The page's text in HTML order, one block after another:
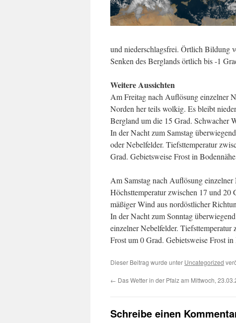
und niederschlagsfrei. Örtlich Bildung
Senken des Berglands örtlich bis -1
Weitere Aussichten
Am Freitag nach Auflösung einzelner
Norden her teils wolkig. Es bleibt
Bergland um die 15 Grad. Schwacher
In der Nacht zum Samstag
oder Nebelfelder. Tiefsttemperatur
Grad. Gebietsweise Frost in
Am Samstag nach Auflösung
Höchsttemperatur zwischen 17 und 20
mäßiger Wind aus nordöstlicher
In der Nacht zum Sonntag
einzelner Nebelfelder.
Frost um 0 Grad. Gebietsweise Frost in
Dieser Beitrag wurde unter Uncategorized
← Das Wetter in der Pfalz am Mittwoch,
Schreibe einen